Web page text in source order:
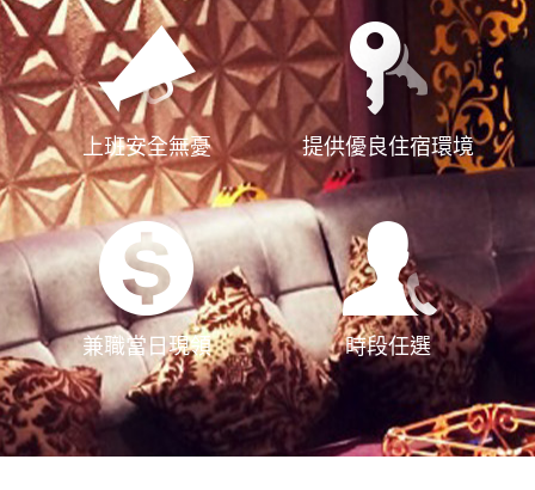
上班安全無憂 提供優良住宿環境
兼職當日現領 時段任選